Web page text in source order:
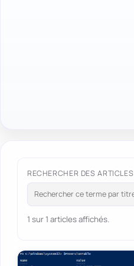
RECHERCHER DES ARTICLES
1 sur 1 articles affichés.